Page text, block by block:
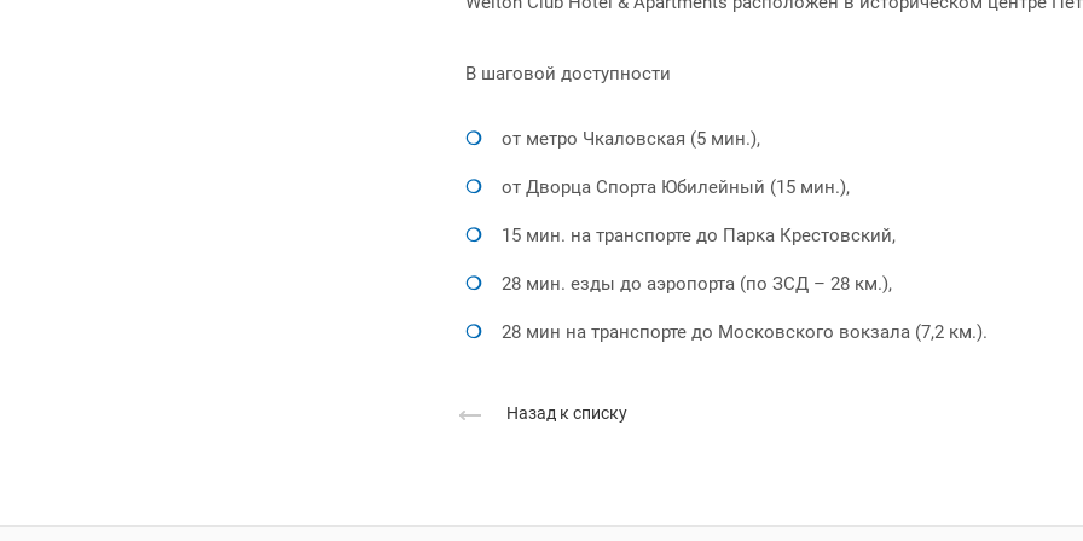
В шаговой доступности
от метро Чкаловская (5 мин.),
от Дворца Спорта Юбилейный (15 мин.),
15 мин. на транспорте до Парка Крестовский,
28 мин. езды до аэропорта (по ЗСД – 28 км.),
28 мин на транспорте до Московского вокзала (7,2 км.).
Назад к списку